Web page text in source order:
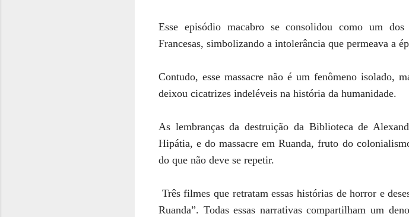
Esse episódio macabro se consolidou como um
Francesas, simbolizando a intolerância que permeava a
Contudo, esse massacre não é um fenômeno isolado,
deixou cicatrizes indeléveis na história da humanidade.
As lembranças da destruição da Biblioteca de
Hipátia, e do massacre em Ruanda, fruto do
do que não deve se repetir.
Três filmes que retratam essas histórias de horror e
Ruanda”. Todas essas narrativas compartilham um